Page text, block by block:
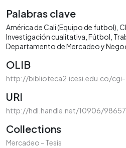
Palabras clave
América de Cali (Equipo de futbol)
Investigación cualitativa Fútbol
Departamento de Mercadeo y
OLIB
http://biblioteca2.icesi.edu.co/
URI
http://hdl.handle.net/10906/98657
Collections
Mercadeo - Tesis